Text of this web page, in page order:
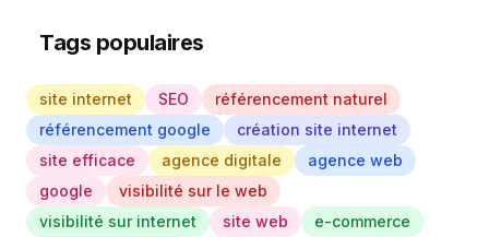
Tags populaires
site internet SEO
référencement naturel
référencement google
création site internet
site efficace
agence digitale
agence web
google
visibilité sur le web
visibilité sur internet
site web
e-commerce